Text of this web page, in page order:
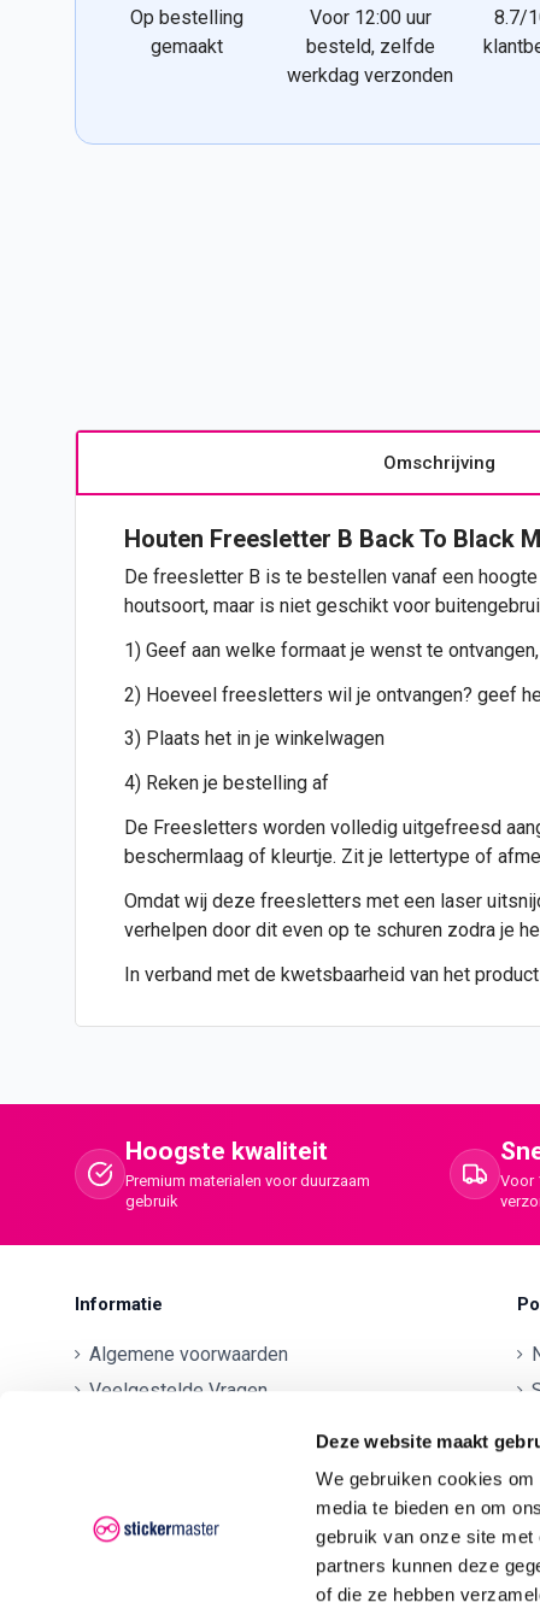
Deze website maakt
We gebruiken cookies
media te bieden en om
gebruik van onze site
partners kunnen deze
of die ze hebben
Op bestelling
gemaakt
Voor 12:00 uur
besteld, zelfde
werkdag verzonden
8.7/
Omschrijving
Houten Freesletter B Back To Black
De freesletter B is te bestellen vanaf een
houtsoort, maar is niet geschikt voor
1) Geef aan welke formaat je wenst te
2) Hoeveel freesletters wil je ontvangen? geef
3) Plaats het in je winkelwagen
4) Reken je bestelling af
De Freesletters worden volledig uitgefreesd
beschermlaag of kleurtje. Zit je lettertype of
Omdat wij deze freesletters met een laser
verhelpen door dit even op te schuren zodra je
In verband met de kwetsbaarheid van het
Hoogste kwaliteit
Premium materialen voor duurzaam
gebruik
Voor
Informatie
Algemene voorwaarden
Veelgestelde Vragen
Klachten
Privacyverklaring AVG/GDPR